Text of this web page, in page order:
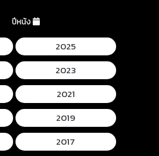
ปีหนัง
2025
2023
2021
2019
2017